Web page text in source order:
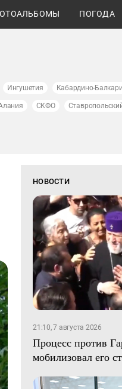
ПОГОДА
Ингушетия Кабардино-
СКФО
НОВОСТИ
21:10, 7 августа 2026
Процесс против
мобилизовал его